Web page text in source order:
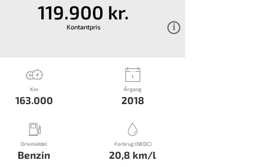
119.900 kr.
Kontantpris
Km
163.000
Årgang
2018
Drivmiddel
Benzin
Forbrug (NEDC)
20,8 km/l